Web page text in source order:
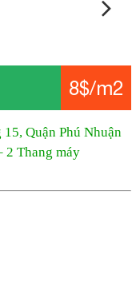
8$/m2
Quận Phú Nhuận
2 Thang máy